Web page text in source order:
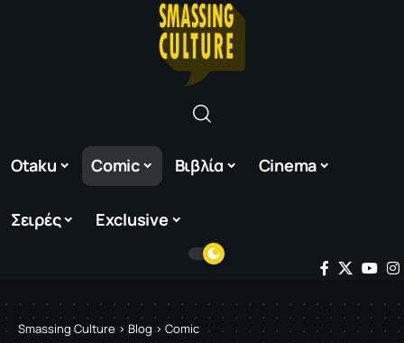
Otaku Comic Βιβλία Cinema
Σειρές Exclusive
Smassing Culture >Blog> Comic